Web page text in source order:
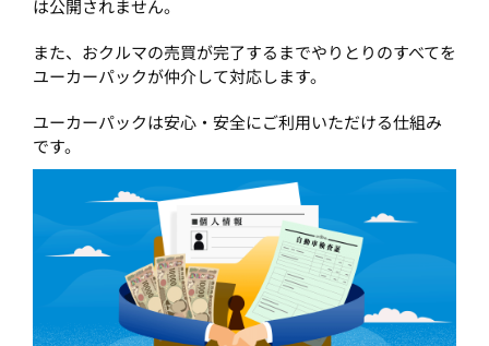
は公開されません。
また、おクルマの売買が完了するまでやりとりのすべてを
ユーカーパックが仲介して対応します。
ユーカーパックは安心・安全にご利用いただける仕組み
です。